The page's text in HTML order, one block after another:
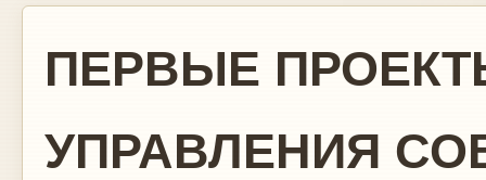
ПЕРВЫЕ
УПРАВЛЕНИЯ